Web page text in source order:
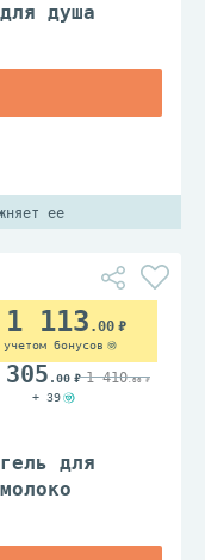
душа
ее
для
1 113 .00
бонусов
.00 1 410.00
+ 39